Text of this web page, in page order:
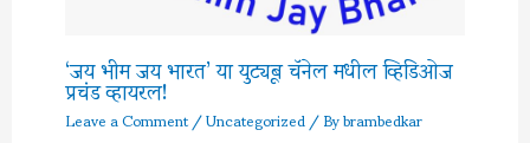
‘जय भीम जय भारत’ या युट्यूब चॅनेल मधील व्हिडिओज
प्रचंड व्हायरल!
Leave a Comment/Uncategorized/ Bybrambedkar